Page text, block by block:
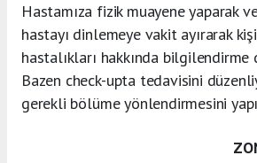
Hastamıza fizik muayene yaparak
hastayı dinlemeye vakit ayırarak
hastalıkları hakkında bilgilendirme
Bazen check-upta tedavisini
gerekli bölüme yönlendirmesini